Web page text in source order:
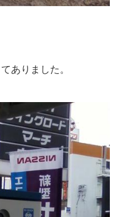
ありました。